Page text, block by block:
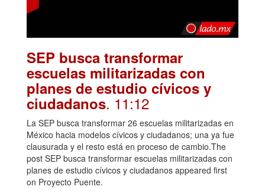
SEP busca transformar
escuelas militarizadas con
planes de estudio cívicos y
ciudadanos. 11:12
La SEP busca transformar 26 escuelas militarizadas en
México hacia modelos cívicos y ciudadanos; una ya fue
clausurada y el resto está en proceso de cambio.The
post SEP busca transformar escuelas militarizadas con
planes de estudio cívicos y ciudadanos appeared first
on Proyecto Puente.